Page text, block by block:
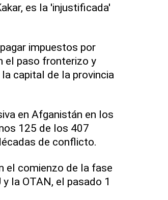
es la 'injustificada'
impuestos por
el paso fronterizo y
capital de la provincia
en Afganistán en los
125 de los 407
de conflicto.
el comienzo de la fase
la OTAN, el pasado 1